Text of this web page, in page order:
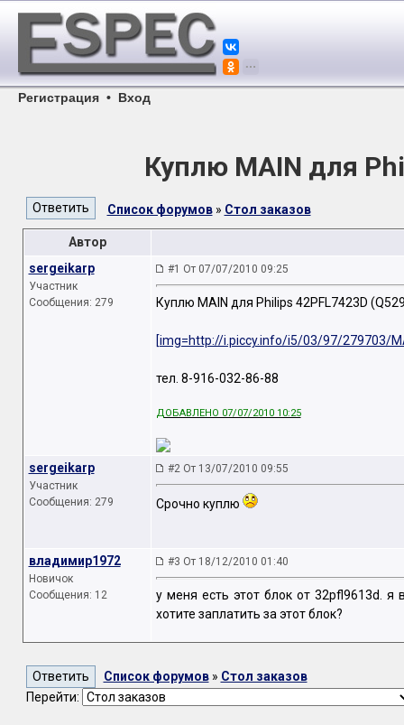
Регистрация • Вход
Куплю MAIN для
Список форумов» Стол заказов
Автор
sergeikarp
Участник
Сообщения: 279
#1 От 07/07/2010 09:25
Куплю MAIN для Philips 42PFL7423D
[img=http://i.piccy.info/i5/03/97/279703/
тел. 8-916-032-86-88
ДОБАВЛЕНО 07/07/2010 10:25
sergeikarp
Участник
Сообщения: 279
#2 От 13/07/2010 09:55
Срочно куплю
владимир1972
Новичок
Сообщения: 12
#3 От 18/12/2010 01:40
у меня есть этот блок от 32pfl9613d. я
хотите заплатить за этот блок?
Список форумов» Стол заказов
Перейти: